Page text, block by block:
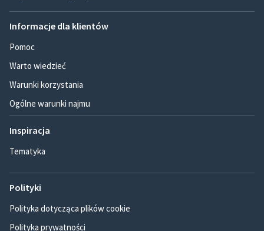
Informacje dla klientów
Pomoc
Warto wiedzieć
Warunki korzystania
Ogólne warunki najmu
Inspiracja
Tematyka
Polityki
Polityka dotycząca plików cookie
Polityka prywatności